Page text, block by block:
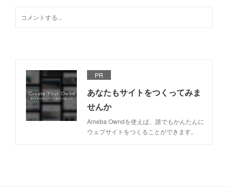
PR
あなたもサイトをつくってみま
せんか
Ameba Owndを使えば、誰でもかんたんに
ウェブサイトをつくることができます。